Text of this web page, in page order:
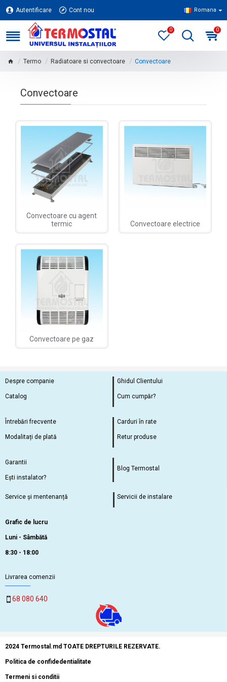
Autentificare Cont nou Romana
0 0
Termo Radiatoare si convectoare Convectoare
Convectoare
Convectoare cu agent
termic
Convectoare electrice
Convectoare pe gaz
Despre companie
Catalog
Ghidul Clientului
Cum cumpăr?
Întrebări frecvente
Modalitați de plată
Carduri în rate
Retur produse
Garantii
Ești instalator?
Blog Termostal
Service și mentenanță Servicii de instalare
Grafic de lucru
Luni - Sâmbătă
8:30 - 18:00
Livrarea comenzii
68 080 640
2024 Termostal.md TOATE DREPTURILE REZERVATE.
Politica de confidedentialitate
Termeni si conditii